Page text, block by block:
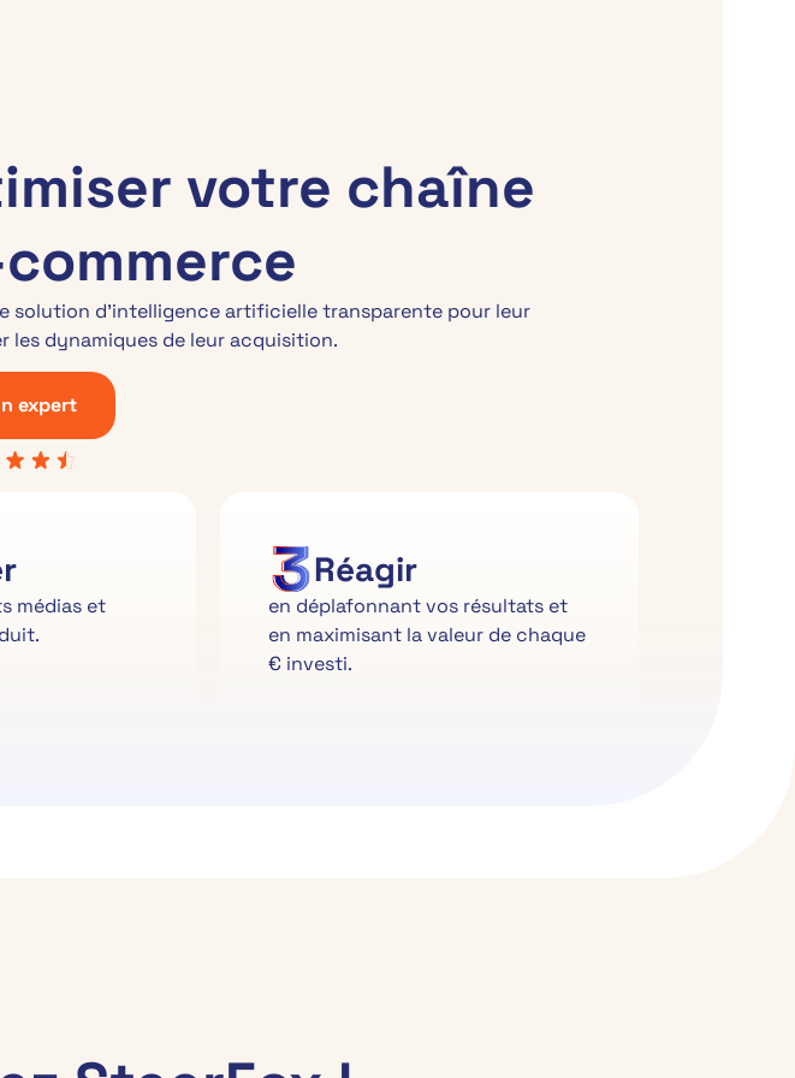
votre chaîne
solution d’intelligence artificielle transparente pour leur
les dynamiques de leur acquisition.
expert
médias et
Réagir
en déplafonnant vos résultats et
en maximisant la valeur de chaque
€ investi.